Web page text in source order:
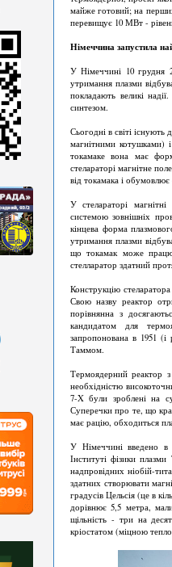
майже готовий; на
перевищує 10 МВт -
Німеччина запустила
У Німеччині 10 грудня
утримання плазми
покладають великі
синтезом.
Сьогодні в світі
магнітними котушками)
токамаке вона має
стелараторі магнітне
від токамака і
У стелараторі
системою зовнішніх
кінцева форма
утримання плазми
що токамак може
стелларатор здатний
Конструкцію
Свою назву реактор
порівнянна з
кандидатом для
запропонована в 1951
Таммом.
Термоядерний реактор
необхідністю
7-X були зроблені на
Суперечки про те, що
має рацію, обходиться
У Німеччині введено в
Інституті фізики
надпровідних ніобій-
здатних створювати
градусів Цельсія (це в
дорівнює 5,5 метра,
щільність - три на
кріостатом (міцною